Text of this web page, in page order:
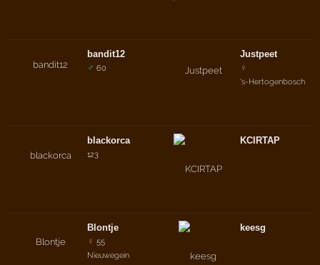
bandit12
♂ 60
blackorca
123
Blontje
♀ 55
Nieuwegein
Justpeet
♀
's-Hertogenbosch
KCIRTAP
keesg